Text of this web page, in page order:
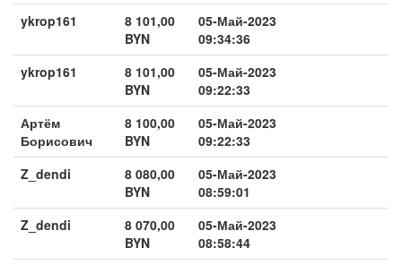
ykrop161
8 101,00
BYN
05-Май-2023
09:34:36
ykrop161
8 101,00
BYN
05-Май-2023
09:22:33
Артём
Борисович
8 100,00
BYN
05-Май-2023
09:22:33
Z_dendi
8 080,00
BYN
05-Май-2023
08:59:01
Z_dendi
8 070,00
BYN
05-Май-2023
08:58:44